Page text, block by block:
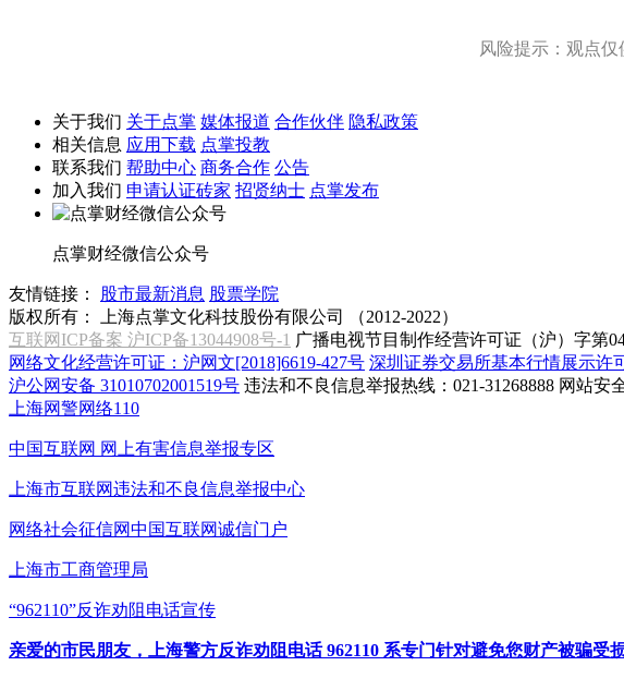
风险提示：观点
关于我们 关于点掌 媒体报道 合作伙伴 隐私政策
相关信息 应用下载 点掌投教
联系我们 帮助中心 商务合作 公告
加入我们 申请认证砖家 招贤纳士 点掌发布
点掌财经微信公众号
友情链接： 股市最新消息 股票学院
版权所有：
上海点掌文化科技股份有限公司 （2012-2022）
互联网ICP备案 沪ICP备13044908号-1 广播电视节目制作经营许可证（沪）字第
网络文化经营许可证：沪网文[2018]6619-427号 深圳证券交易所基本行情展示许
沪公网安备 31010702001519号 违法和不良信息举报热线：021-31268888 网站安
上海网警网络110
中国互联网 网上有害信息举报专区
上海市互联网违法和不良信息举报中心
网络社会征信网中国互联网诚信门户
上海市工商管理局
“962110”反诈劝阻电话宣传
亲爱的市民朋友，上海警方反诈劝阻电话 962110 系专门针对避免您财产被骗受